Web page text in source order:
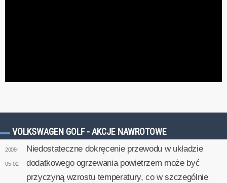
VOLKSWAGEN GOLF - AKCJE NAWROTOWE
2008-
05-02
Niedostateczne dokręcenie przewodu w układzie
dodatkowego ogrzewania powietrzem może być
przyczyną wzrostu temperatury, co w szczególnie